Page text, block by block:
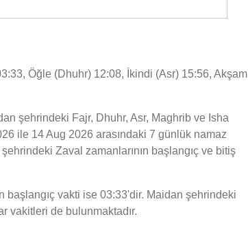
Öğle (Dhuhr) 12:08, İkindi (Asr) 15:56, Akşam
şehrindeki Fajr, Dhuhr, Asr, Maghrib ve Isha
ile 14 Aug 2026 arasındaki 7 günlük namaz
Zaval zamanlarının başlangıç ve bitiş
başlangıç vakti ise 03:33'dir. Maidan şehrindeki
vakitleri de bulunmaktadır.